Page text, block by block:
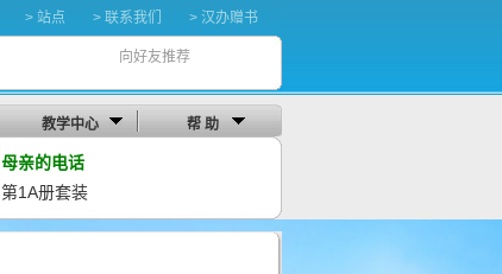
> 站点 > 联系我们 > 汉办赠书
向好友推荐
教学中心 帮 助
母亲的电话
第1A册套装